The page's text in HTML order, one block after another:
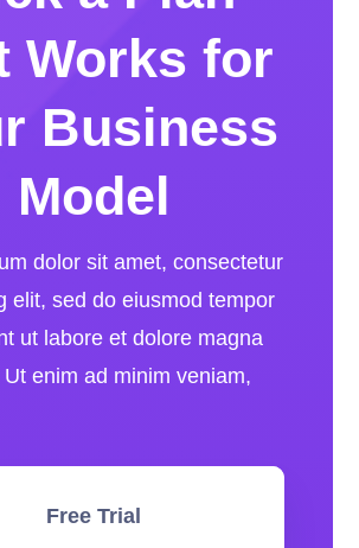
Works for
Business
Model
dolor sit amet, consectetur
elit, sed do eiusmod tempor
ut labore et dolore magna
enim ad minim veniam,
Free Trial